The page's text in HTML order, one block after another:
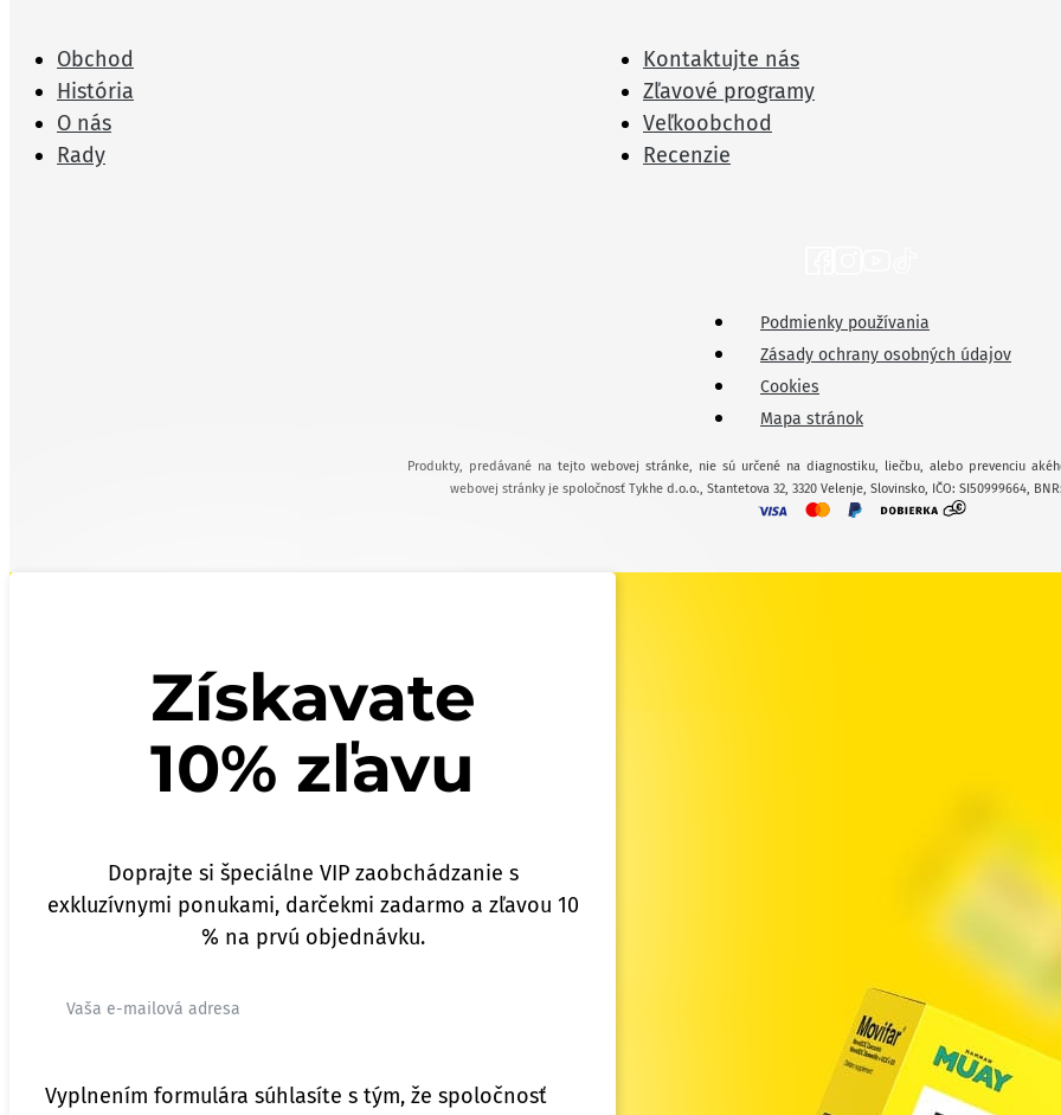
Obchod
História
O nás
Rady
Kontaktujte nás
Zľavové programy
Veľkoobchod
Recenzie
Podmienky používania
Zásady ochrany osobných údajov
Cookies
Mapa stránok
Produkty, predávané na tejto webovej stránke, nie sú určené na diagnostiku, liečbu, alebo prevenciu
webovej stránky je spoločnosť Tykhe d.o.o., Stantetova 32, 3320 Velenje, Slovinsko, IČO: SI50999664,
Získavate
10% zľavu
Doprajte si špeciálne VIP zaobchádzanie s
exkluzívnymi ponukami, darčekmi zadarmo a zľavou 10
% na prvú objednávku.
Vyplnením formulára súhlasíte s tým, že spoločnosť